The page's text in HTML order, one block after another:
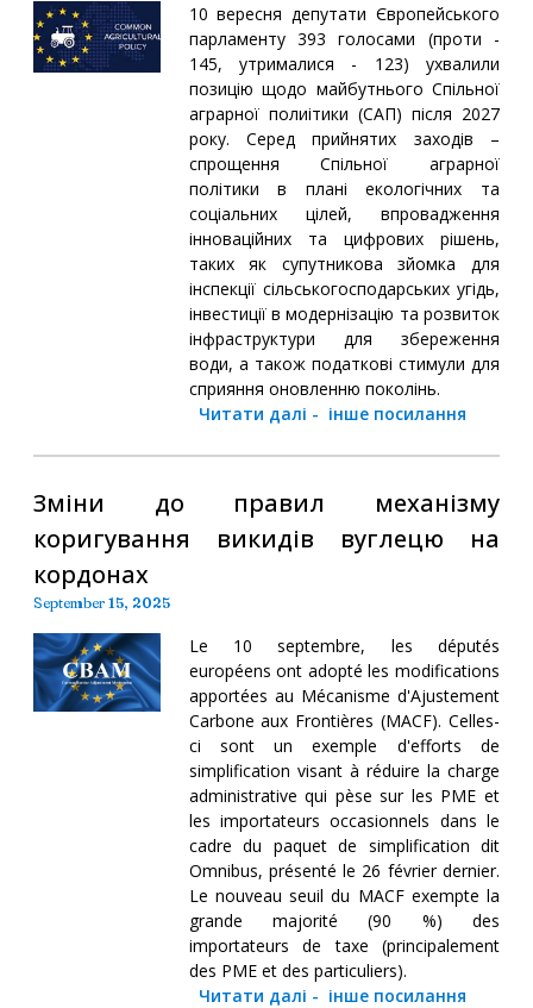
10 вересня депутати Європейського
парламенту 393 голосами (проти -
145, утрималися - 123) ухвалили
позицію щодо майбутнього Спільної
аграрної полиітики (САП) після 2027
року. Серед прийнятих заходів –
спрощення Спільної аграрної
політики в плані екологічних та
соціальних цілей, впровадження
інноваційних та цифрових рішень,
таких як супутникова зйомка для
інспекції сільськогосподарських угідь,
інвестиції в модернізацію та розвиток
інфраструктури для збереження
води, а також податкові стимули для
сприяння оновленню поколінь.
Читати далі - інше посилання
Зміни до правил механізму
коригування викидів вуглецю на
кордонах
September 15, 2025
Le 10 septembre, les députés
européens ont adopté les modifications
apportées au Mécanisme d'Ajustement
Carbone aux Frontières (MACF). Celles-
ci sont un exemple d'efforts de
simplification visant à réduire la charge
administrative qui pèse sur les PME et
les importateurs occasionnels dans le
cadre du paquet de simplification dit
Omnibus, présenté le 26 février dernier.
Le nouveau seuil du MACF exempte la
grande majorité (90 %) des
importateurs de taxe (principalement
des PME et des particuliers).
Читати далі - інше посилання